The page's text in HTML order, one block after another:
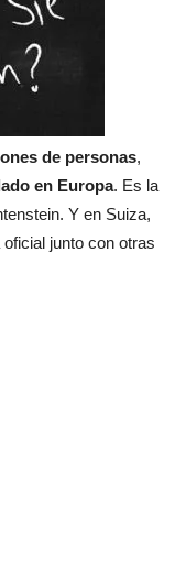
de personas,
en Europa. Es la
Y en Suiza,
junto con otras